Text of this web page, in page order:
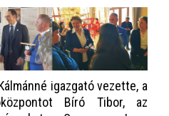
igazgató vezette, a
Bíró Tibor, az